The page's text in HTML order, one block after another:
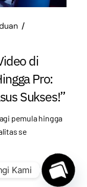
di
Pro:
Sukses!”
pemula hingga
se
Kami